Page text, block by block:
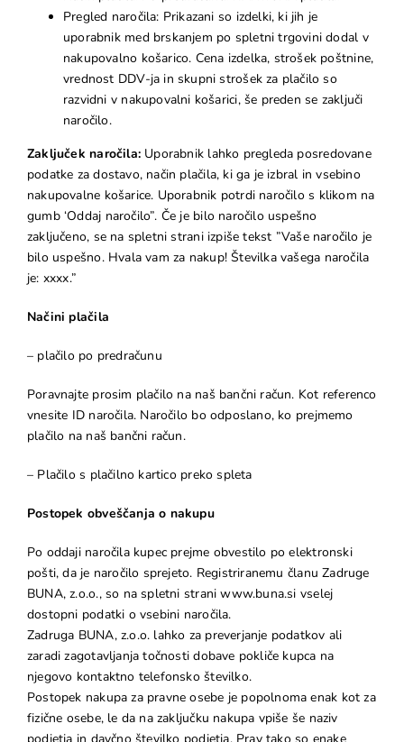
Pregled naročila: Prikazani so izdelki, ki jih je
uporabnik med brskanjem po spletni trgovini dodal v
nakupovalno košarico. Cena izdelka, strošek poštnine,
vrednost DDV-ja in skupni strošek za plačilo so
razvidni v nakupovalni košarici, še preden se zaključi
naročilo.
Zaključek naročila: Uporabnik lahko pregleda posredovane
podatke za dostavo, način plačila, ki ga je izbral in vsebino
nakupovalne košarice. Uporabnik potrdi naročilo s klikom na
gumb ‘Oddaj naročilo”. Če je bilo naročilo uspešno
zaključeno, se na spletni strani izpiše tekst ”Vaše naročilo je
bilo uspešno. Hvala vam za nakup! Številka vašega naročila
je: xxxx.”
Načini plačila
– plačilo po predračunu
Poravnajte prosim plačilo na naš bančni račun. Kot referenco
vnesite ID naročila. Naročilo bo odposlano, ko prejmemo
plačilo na naš bančni račun.
– Plačilo s plačilno kartico preko spleta
Postopek obveščanja o nakupu
Po oddaji naročila kupec prejme obvestilo po elektronski
pošti, da je naročilo sprejeto. Registriranemu članu Zadruge
BUNA, z.o.o., so na spletni strani www.buna.si vselej
dostopni podatki o vsebini naročila.
Zadruga BUNA, z.o.o. lahko za preverjanje podatkov ali
zaradi zagotavljanja točnosti dobave pokliče kupca na
njegovo kontaktno telefonsko številko.
Postopek nakupa za pravne osebe je popolnoma enak kot za
fizične osebe, le da na zaključku nakupa vpiše še naziv